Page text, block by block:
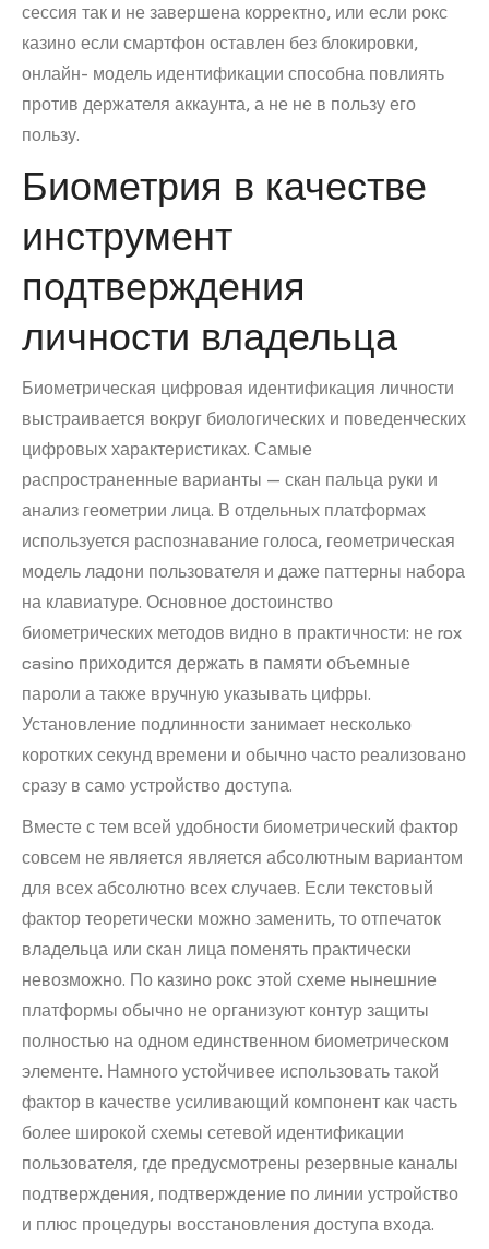
сессия так и не завершена корректно, или если рокс
казино если смартфон оставлен без блокировки,
онлайн- модель идентификации способна повлиять
против держателя аккаунта, а не не в пользу его
пользу.
Биометрия в качестве
инструмент
подтверждения
личности владельца
Биометрическая цифровая идентификация личности
выстраивается вокруг биологических и поведенческих
цифровых характеристиках. Самые
распространенные варианты — скан пальца руки и
анализ геометрии лица. В отдельных платформах
используется распознавание голоса, геометрическая
модель ладони пользователя и даже паттерны набора
на клавиатуре. Основное достоинство
биометрических методов видно в практичности: не rox
casino приходится держать в памяти объемные
пароли а также вручную указывать цифры.
Установление подлинности занимает несколько
коротких секунд времени и обычно часто реализовано
сразу в само устройство доступа.
Вместе с тем всей удобности биометрический фактор
совсем не является является абсолютным вариантом
для всех абсолютно всех случаев. Если текстовый
фактор теоретически можно заменить, то отпечаток
владельца или скан лица поменять практически
невозможно. По казино рокс этой схеме нынешние
платформы обычно не организуют контур защиты
полностью на одном единственном биометрическом
элементе. Намного устойчивее использовать такой
фактор в качестве усиливающий компонент как часть
более широкой схемы сетевой идентификации
пользователя, где предусмотрены резервные каналы
подтверждения, подтверждение по линии устройство
и плюс процедуры восстановления доступа входа.